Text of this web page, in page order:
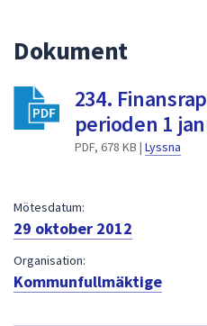
Dokument
234.
perioden 1
PDF, 678 KB | Lyssna
Mötesdatum:
29 oktober 2012
Organisation:
Kommunfullmäktige